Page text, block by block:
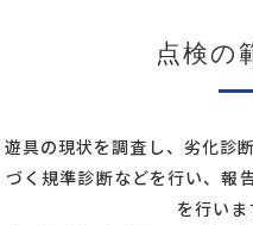
点検の
遊具の現状を調査し、劣化診
づく規準診断などを行い、報
を行いま